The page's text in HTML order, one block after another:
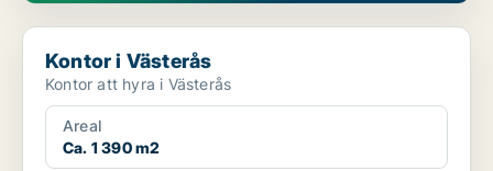
Kontor i Västerås
Kontor i Västerås
Kontor att hyra i Västerås
Areal
Ca. 1 390 m2